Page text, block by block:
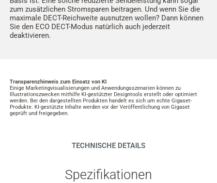
zum zusätzlichen Stromsparen beitragen. Und wenn Sie die
maximale DECT-Reichweite ausnutzen wollen? Dann können
Sie den ECO DECT-Modus natürlich auch jederzeit
deaktivieren.
Transparenzhinweis zum Einsatz von KI
Einige Marketingvisualisierungen und Anwendungsszenarien können zu
Illustrationszwecken mithilfe KI-gestützter Designtools erstellt oder optimiert
werden. Bei den dargestellten Produkten handelt es sich um echte Gigaset-
Produkte. KI-gestützte Inhalte werden vor der Veröffentlichung von Gigaset
geprüft und freigegeben.
TECHNISCHE DETAILS
Spezifikationen